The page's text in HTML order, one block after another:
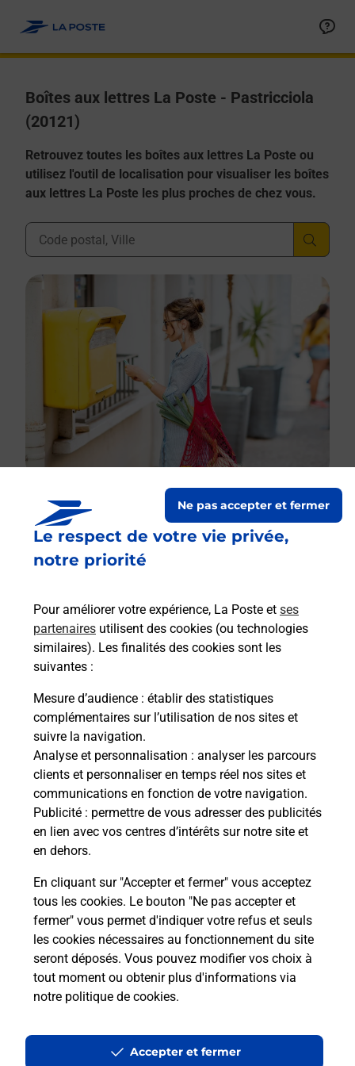
Le respect de votre vie privée,
notre priorité
Pour améliorer votre expérience, La Poste et ses
partenaires utilisent des cookies (ou technologies
similaires). Les finalités des cookies sont les
suivantes :
Mesure d’audience : établir des statistiques
complémentaires sur l’utilisation de nos sites et
suivre la navigation.
Analyse et personnalisation : analyser les parcours
clients et personnaliser en temps réel nos sites et
communications en fonction de votre navigation.
Publicité : permettre de vous adresser des publicités
en lien avec vos centres d’intérêts sur notre site et
en dehors.
En cliquant sur "Accepter et fermer" vous acceptez
tous les cookies. Le bouton "Ne pas accepter et
fermer" vous permet d'indiquer votre refus et seuls
les cookies nécessaires au fonctionnement du site
seront déposés. Vous pouvez modifier vos choix à
tout moment ou obtenir plus d'informations via
notre politique de cookies.
Ne pas accepter et fermer
Accepter et fermer
Boîtes aux lettres La Poste - Pastricciola
(20121)
Retrouvez toutes les boîtes aux lettres La Poste ou
utilisez l'outil de localisation pour visualiser les boîtes
aux lettres La Poste les plus proches de chez vous.
Ville, Département, Code Postal
Boîte aux lettres La Poste
Poghju Di Chiusa
20121 Pastricciola
Le lien s'ouvre dans un nouvel onglet
Boîte aux Lettres La Poste
Prochaine collecte du courriersamedi à 09h00
Casone
20121 Pastricciola
Le lien s'ouvre dans un nouvel onglet
Localiser Liste Boîtes aux lettres Corse-du-Sud Pastricciola
Accessibilité : partiellement conforme